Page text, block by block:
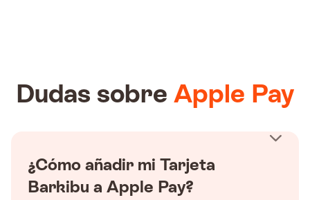
Dudas sobre Apple Pay
¿Cómo añadir mi Tarjeta
Barkibu a Apple Pay?